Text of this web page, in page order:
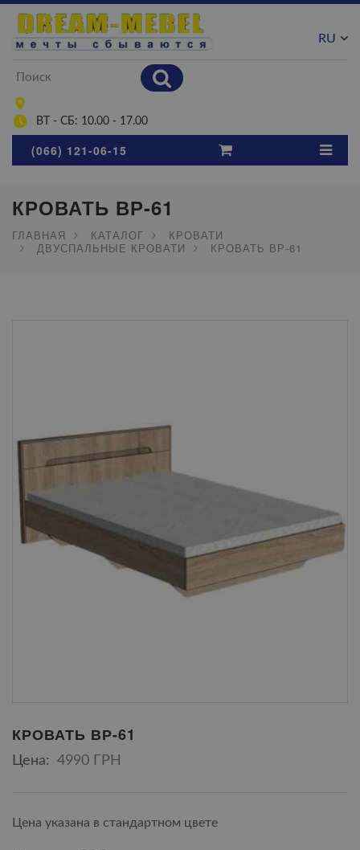
ВТ - СБ: 10.00 - 17.00
RU
(066) 121-06-15
КРОВАТЬ ВР-61
ГЛАВНАЯ КАТАЛОГ
КРОВАТИ
ДВУСПАЛЬНЫЕ КРОВАТИ
КРОВАТЬ ВР-61
КРОВАТЬ ВР-61
Цена: 4990 ГРН
Цена указана в стандартном цвете